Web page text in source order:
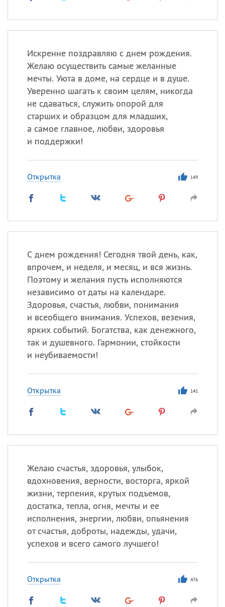
Искренне поздравляю с днем рождения.
Желаю осуществить самые желанные
мечты. Уюта в доме, на сердце и в душе.
Уверенно шагать к своим целям, никогда
не сдаваться, служить опорой для
старших и образцом для младших,
а самое главное, любви, здоровья
и поддержки!
Открытка 149
С днем рождения! Сегодня твой день, как,
впрочем, и неделя, и месяц, и вся жизнь.
Поэтому и желания пусть исполняются
независимо от даты на календаре.
Здоровья, счастья, любви, понимания
и всеобщего внимания. Успехов, везения,
ярких событий. Богатства, как денежного,
так и душевного. Гармонии, стойкости
и неубиваемости!
Открытка 141
Желаю счастья, здоровья, улыбок,
вдохновения, верности, восторга, яркой
жизни, терпения, крутых подъемов,
достатка, тепла, огня, мечты и ее
исполнения, энергии, любви, опьянения
от счастья, доброты, надежды, удачи,
успехов и всего самого лучшего!
Открытка 476